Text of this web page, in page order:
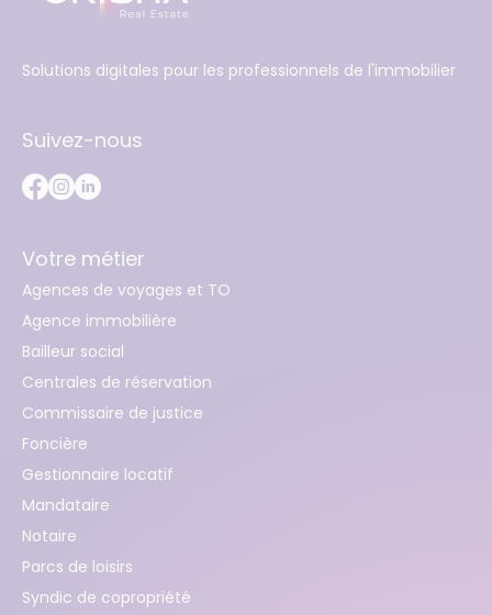
Solutions digitales pour les professionnels de l'immobilier
Suivez-nous
Votre métier
Agences de voyages et TO
Agence immobilière
Bailleur social
Centrales de réservation
Commissaire de justice
Foncière
Gestionnaire locatif
Mandataire
Notaire
Parcs de loisirs
Syndic de copropriété